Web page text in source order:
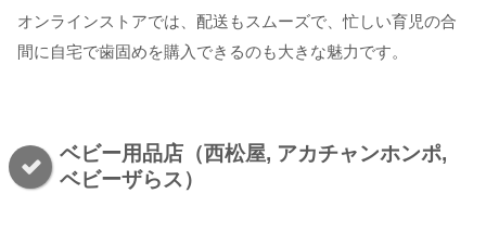
オンラインストアでは、配送もスムーズで、忙しい育児の合
間に自宅で歯固めを購入できるのも大きな魅力です。
ベビー用品店（西松屋, アカチャンホンポ,
ベビーザらス）